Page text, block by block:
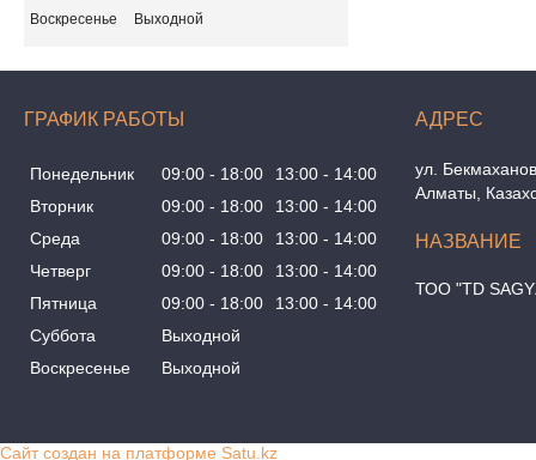
Воскресенье
Выходной
ГРАФИК РАБОТЫ
Понедельник 09:00 18:00 13:00
14:00
Вторник
09:00 18:00 13:00
14:00
Среда
09:00 18:00 13:00
14:00
Четверг
09:00 18:00 13:00
14:00
Пятница
09:00 18:00 13:00
14:00
Суббота
Выходной
Воскресенье
Выходной
ул.
Алматы,
ТОО "TD
Сайт создан на платформе Satu.kz